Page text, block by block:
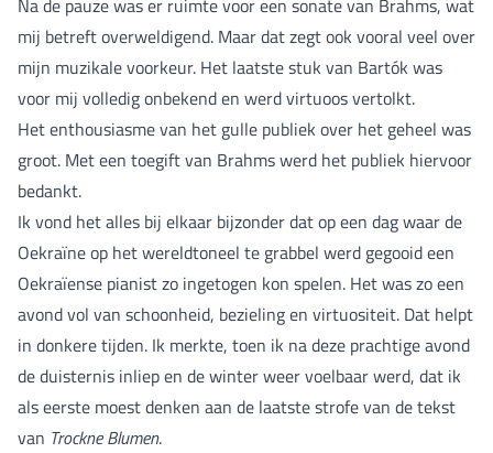
Na de pauze was er ruimte voor een sonate van Brahms, wat
mij betreft overweldigend. Maar dat zegt ook vooral veel over
mijn muzikale voorkeur. Het laatste stuk van Bartók was
voor mij volledig onbekend en werd virtuoos vertolkt.
Het enthousiasme van het gulle publiek over het geheel was
groot. Met een toegift van Brahms werd het publiek hiervoor
bedankt.
Ik vond het alles bij elkaar bijzonder dat op een dag waar de
Oekraïne op het wereldtoneel te grabbel werd gegooid een
Oekraïense pianist zo ingetogen kon spelen. Het was zo een
avond vol van schoonheid, bezieling en virtuositeit. Dat helpt
in donkere tijden. Ik merkte, toen ik na deze prachtige avond
de duisternis inliep en de winter weer voelbaar werd, dat ik
als eerste moest denken aan de laatste strofe van de tekst
van Trockne Blumen.